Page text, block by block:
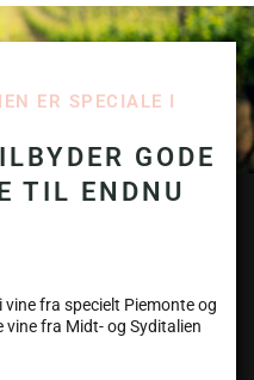
ER SPECIALE I
GODE
TIL ENDNU
fra specielt Piemonte og
vine fra Midt- og Syditalien